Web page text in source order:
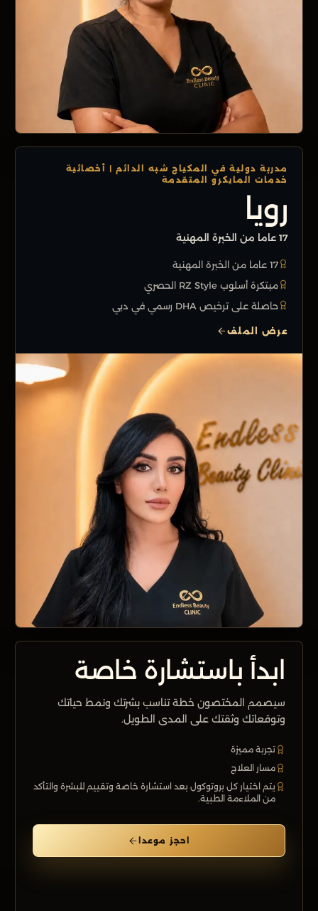
مدربة دولية في المكياج شبه الدائم | أخصائية
خدمات المايكرو المتقدمة
رويا
17 عاما من الخبرة المهنية
17 عاما من الخبرة المهنية
مبتكرة أسلوب RZ Style الحصري
حاصلة على ترخيص DHA رسمي في دبي
عرض الملف
ابدأ باستشارة خاصة
سيصمم المختصون خطة تناسب بشرتك ونمط حياتك
وتوقعاتك وثقتك على المدى الطويل.
تجربة مميزة
مسار العلاج
يتم اختيار كل بروتوكول بعد استشارة خاصة وتقييم للبشرة والتأكد
من الملاءمة الطبية.
احجز موعدا